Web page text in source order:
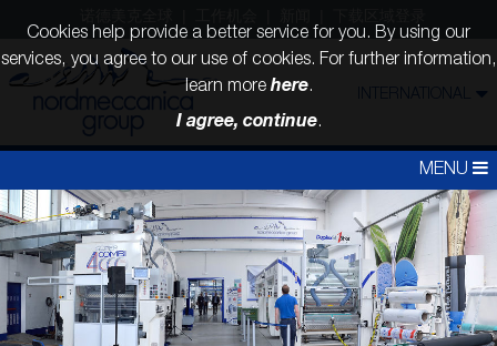
INTERNATIONAL
MENU
Cookies help provide a better service for you. By using our
services, you agree to our use of cookies. For further information,
learn more here.
I agree, continue.